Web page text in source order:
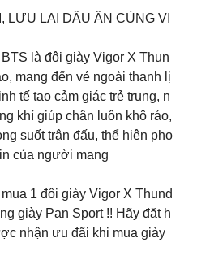
LƯU LẠI DẤU ẤN CÙNG VI
là đôi giày Vigor X Thun
mang đến vẻ ngoài thanh lị
tế tạo cảm giác trẻ trung, n
khí giúp chân luôn khô ráo,
suốt trận đấu, thể hiện pho
của người mang
1 đôi giày Vigor X Thund
giày Pan Sport !! Hãy đặt h
nhận ưu đãi khi mua giày